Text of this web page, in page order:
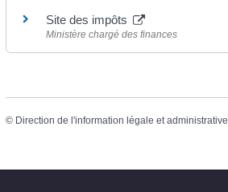
Site des impôts
Ministère chargé des finances
© Direction de l'information légale et administrative